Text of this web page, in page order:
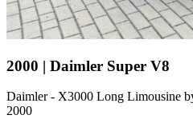
2000 | Daimler Super V8
Daimler - X3000 Long Limousine
2000